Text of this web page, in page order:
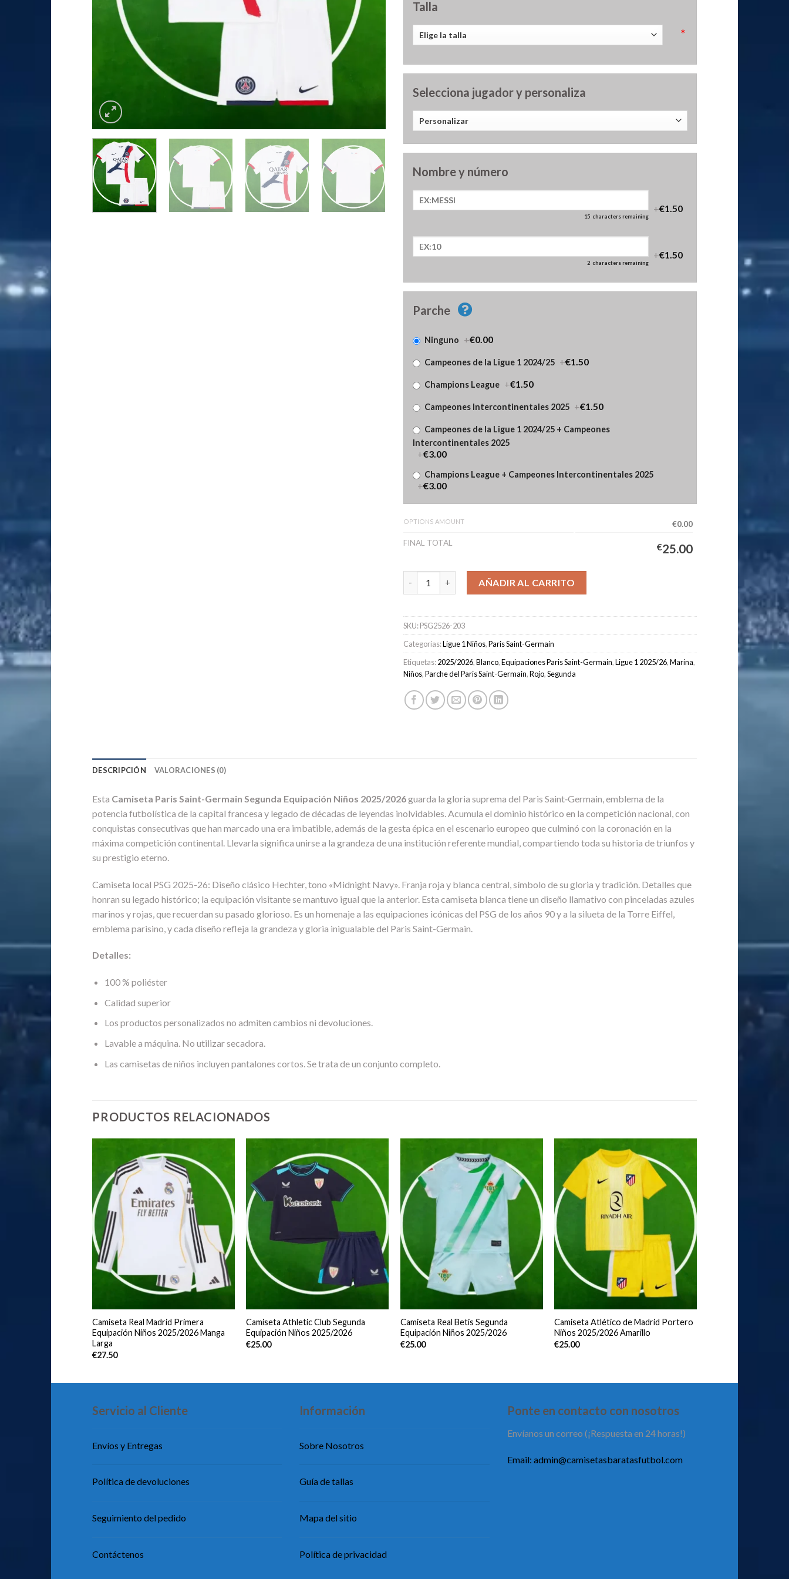
Talla
*
Selecciona jugador y personaliza
Nombre y número
15 characters remaining
+€1.50
2 characters remaining
+€1.50
Parche
Ninguno +€0.00
Campeones de la Ligue 1 2024/25 +€1.50
Champions League +€1.50
Campeones Intercontinentales 2025 +€1.50
Campeones de la Ligue 1 2024/25 + Campeones
Intercontinentales 2025
+€3.00
Champions League + Campeones Intercontinentales 2025
+€3.00
OPTIONS AMOUNT
€0.00
FINAL TOTAL
€25.00
Camiseta Paris Saint-Germain Segunda Equipación Niños 2025/2026 cantidad
AÑADIR AL CARRITO
SKU:PSG2526-203
Categorías:Ligue 1 Niños,Paris Saint-Germain
Etiquetas:2025/2026,Blanco,Equipaciones Paris Saint-Germain,Ligue 1 2025/26,Marina,
Niños,Parche del Paris Saint-Germain,Rojo,Segunda
DESCRIPCIÓN VALORACIONES (0)
Esta Camiseta Paris Saint-Germain Segunda Equipación Niños 2025/2026guarda la gloria suprema del Paris Saint‑Germain, emblema de la
potencia futbolística de la capital francesa y legado de décadas de leyendas inolvidables. Acumula el dominio histórico en la competición nacional, con
conquistas consecutivas que han marcado una era imbatible, además de la gesta épica en el escenario europeo que culminó con la coronación en la
máxima competición continental. Llevarla significa unirse a la grandeza de una institución referente mundial, compartiendo toda su historia de triunfos y
su prestigio eterno.
Camiseta local PSG 2025-26: Diseño clásico Hechter, tono «Midnight Navy». Franja roja y blanca central, símbolo de su gloria y tradición. Detalles que
honran su legado histórico; la equipación visitante se mantuvo igual que la anterior. Esta camiseta blanca tiene un diseño llamativo con pinceladas azules
marinos y rojas, que recuerdan su pasado glorioso. Es un homenaje a las equipaciones icónicas del PSG de los años 90 y a la silueta de la Torre Eiffel,
emblema parisino, y cada diseño refleja la grandeza y gloria inigualable del Paris Saint-Germain.
Detalles:
100 % poliéster
Calidad superior
Los productos personalizados no admiten cambios ni devoluciones.
Lavable a máquina. No utilizar secadora.
Las camisetas de niños incluyen pantalones cortos. Se trata de un conjunto completo.
PRODUCTOS RELACIONADOS
Camiseta Real Madrid Primera
Equipación Niños 2025/2026 Manga
Larga
€27.50
Camiseta Athletic Club Segunda
Equipación Niños 2025/2026
€25.00
Camiseta Real Betis Segunda
Equipación Niños 2025/2026
€25.00
Camiseta Atlético de Madrid Portero
Niños 2025/2026 Amarillo
€25.00
Servicio al Cliente
Envíos y Entregas
Política de devoluciones
Seguimiento del pedido
Contáctenos
Información
Sobre Nosotros
Guía de tallas
Mapa del sitio
Política de privacidad
Ponte en contacto con nosotros
Envíanos un correo (¡Respuesta en 24 horas!)
Email: admin@camisetasbaratasfutbol.com